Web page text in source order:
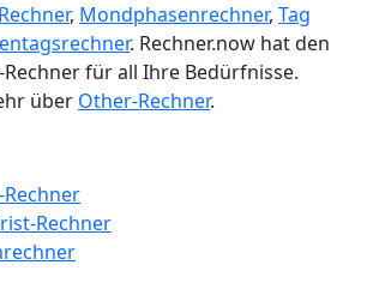
, Mondphasenrechner, Tag
. Rechner.now hat den
für all Ihre Bedürfnisse.
über Other-Rechner.
Rechner